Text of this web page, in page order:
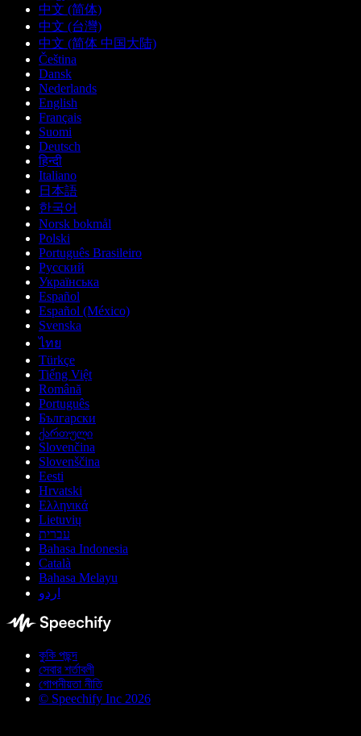
中文 (简体)
中文 (台灣)
中文 (简体 中国大陆)
Čeština
Dansk
Nederlands
English
Français
Suomi
Deutsch
हिन्दी
Italiano
日本語
한국어
Norsk bokmål
Polski
Português Brasileiro
Русский
Українська
Español
Español (México)
Svenska
ไทย
Türkçe
Tiếng Việt
Română
Português
Български
ქართული
Slovenčina
Slovenščina
Eesti
Hrvatski
Ελληνικά
Lietuvių
עברית
Bahasa Indonesia
Català
Bahasa Melayu
اردو
কুকি পছন্দ
সেবার শর্তাবলী
গোপনীয়তা নীতি
© Speechify Inc 2026